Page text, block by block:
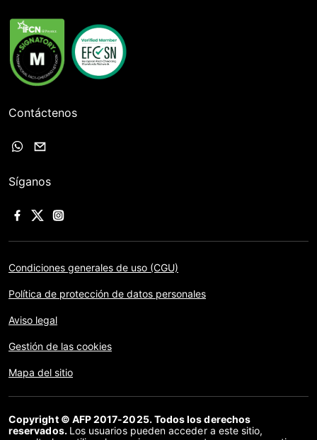
Contáctenos
Síganos
Condiciones generales de uso (CGU)
Política de protección de datos personales
Aviso legal
Gestión de las cookies
Mapa del sitio
Copyright © AFP 2017-2025. Todos los derechos
reservados. Los usuarios pueden acceder a este sitio,